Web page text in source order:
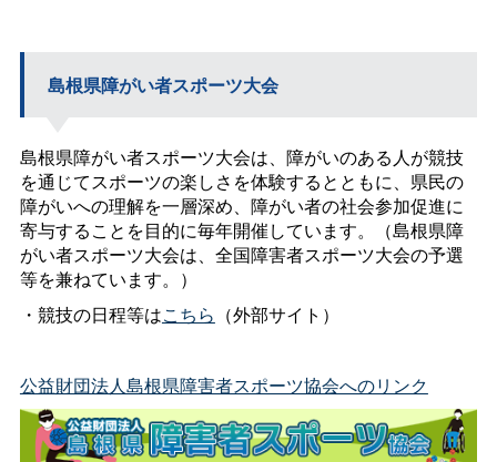
島根県障がい者スポーツ大会
島根県障がい者スポーツ大会は、障がいのある人が競技
を通じてスポーツの楽しさを体験するとともに、県民の
障がいへの理解を一層深め、障がい者の社会参加促進に
寄与することを目的に毎年開催しています。（島根県障
がい者スポーツ大会は、全国障害者スポーツ大会の予選
等を兼ねています。）
・競技の日程等はこちら （外部サイト）
公益財団法人島根県障害者スポーツ協会へのリンク